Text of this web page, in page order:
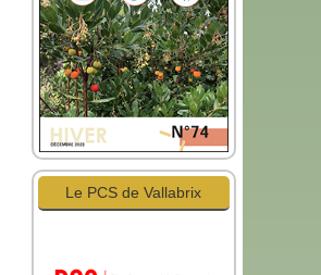
Le PCS de Vallabrix